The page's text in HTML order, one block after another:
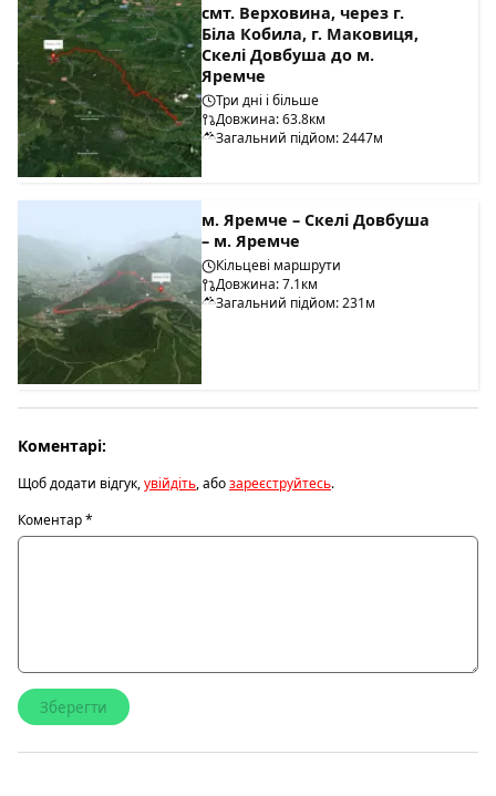
смт. Верховина, через г.
Біла Кобила, г. Маковиця,
Скелі Довбуша до м.
Яремче
Три дні і більше
Довжина: 63.8км
Загальний підйом: 2447м
м. Яремче – Скелі Довбуша
– м. Яремче
Кільцеві маршрути
Довжина: 7.1км
Загальний підйом: 231м
Коментарі:
Щоб додати відгук,увійдіть, абозареєструйтесь.
Коментар*